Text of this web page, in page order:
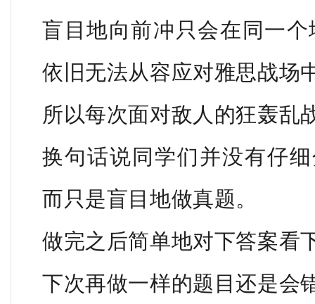
盲目地向前冲只会在同一
依旧无法从容应对雅思战场
所以每次面对敌人的狂轰乱
换句话说同学们并没有仔
而只是盲目地做真题。
做完之后简单地对下答案看
下次再做一样的题目还是会